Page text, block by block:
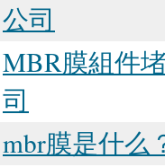
公司
MBR膜組件
司
mbr膜是什么